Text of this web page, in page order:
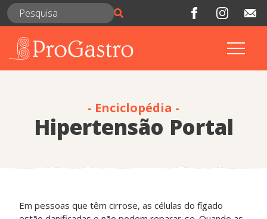
- Enciclopédia -
Hipertensão Portal
Em pessoas que têm cirrose, as células do fígado